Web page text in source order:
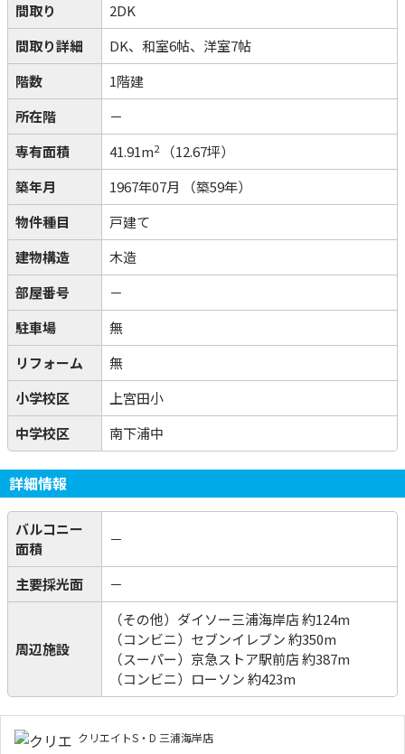
間取り
2DK
間取り詳細
DK、和室6帖、洋室7帖
階数
1階建
所在階
－
専有面積
41.91m2
（12.67坪）
築年月
1967年07月
（築59年）
物件種目
戸建て
建物構造
木造
部屋番号
－
駐車場
無
リフォーム
無
小学校区
上宮田小
中学校区
南下浦中
詳細情報
バルコニー
面積
－
主要採光面 －
周辺施設
（その他）ダイソー三浦海岸店 約124m
（コンビニ）セブンイレブン 約350m
（スーパー）京急ストア駅前店 約387m
（コンビニ）ローソン 約423m
クリエイトS・D 三浦海岸店